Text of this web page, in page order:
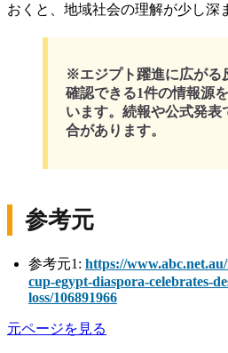
おくと、地域社会の理解が少し深
※エジプト躍進に広がる
確認できる1件の情報源
います。続報や公式発表
合があります。
参考元
参考元1: https://
cup-egypt-diaspora-celebrates-
loss/106891966
元ページを見る